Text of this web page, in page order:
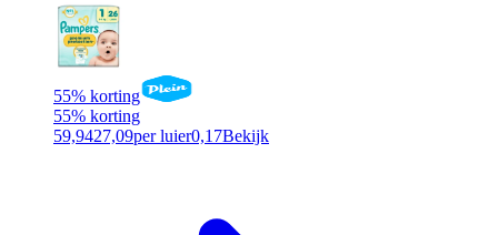
55% korting
55% korting
59,9427,09per luier0,17Bekijk